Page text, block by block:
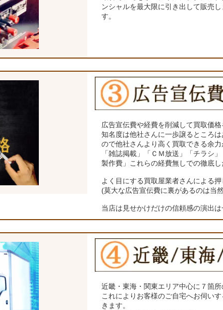
ンシャルを最大限に引き出して販売
す。
広告宣伝費や経費を削減して買取価格
知名度は他社さんに一歩譲るところ
ので他社さんより高く買取できる余力
「雑誌掲載」「ＣＭ放送」「チラシ
製作費」これらの経費無しでの徹底し
よく目にする買取屋業者さんによる
(莫大な広告宣伝費に裏があるのは当
当店は見せかけだけの信頼感の演出は
近畿・東海・関東エリア中心に７箇
これによりお客様のご自宅へお伺い
きます。